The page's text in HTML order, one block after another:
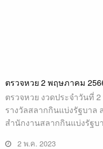
ตรวจหวย 2 พฤษภาคม
ตรวจหวย งวดประจำวันที่
รางวัลสลากกินแบ่งรัฐบาล
สำนักงานสลากกินแบ่งรัฐบ
2 พ.ค. 2023